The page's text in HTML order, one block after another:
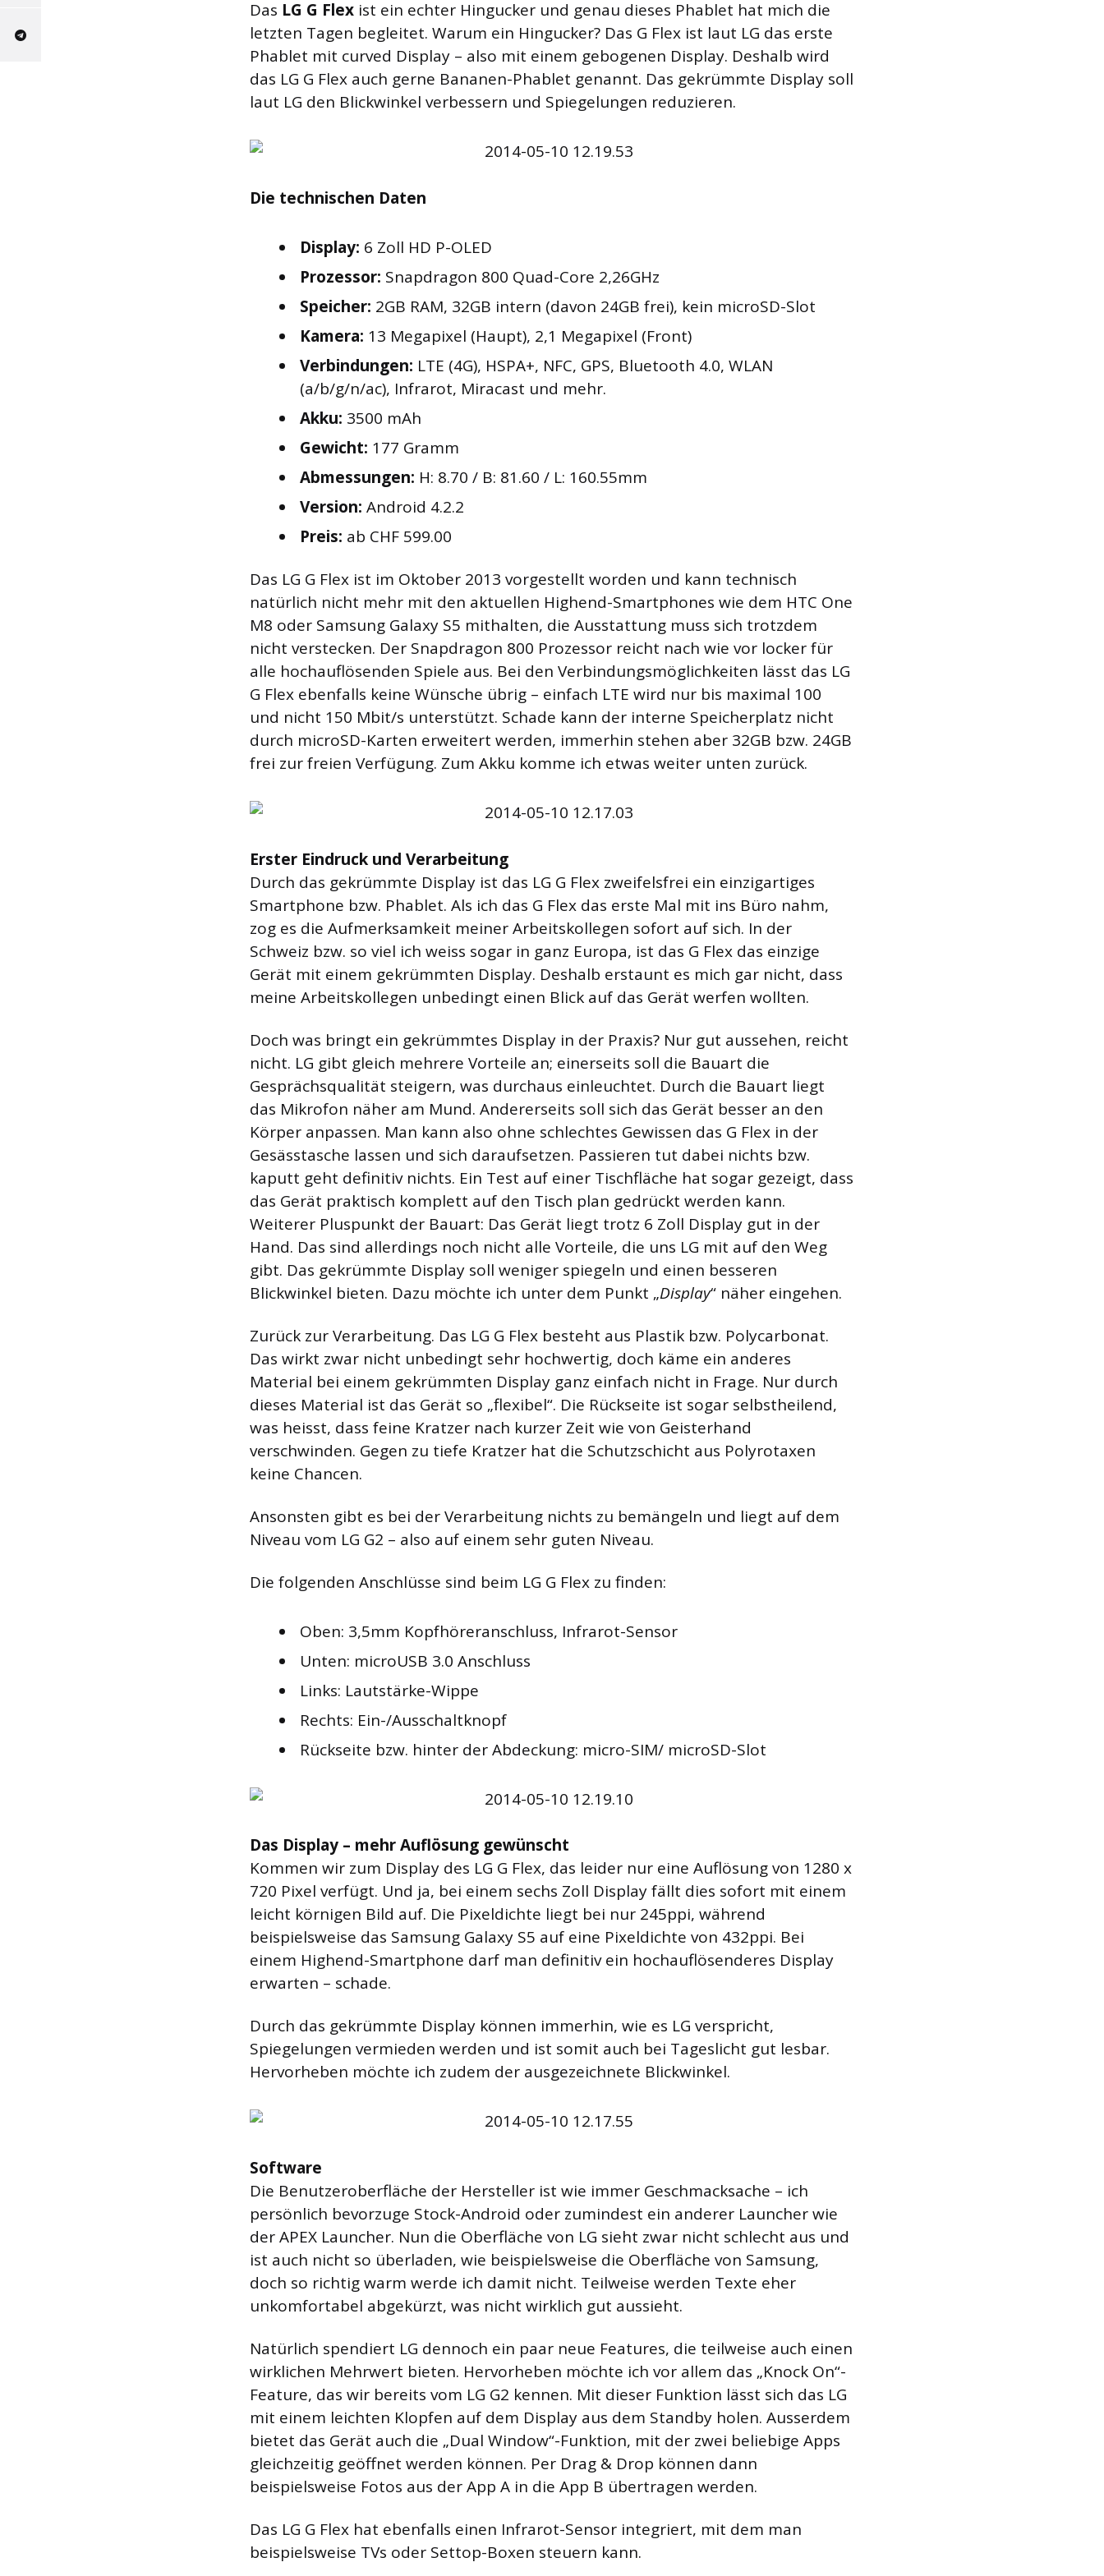
Das LG G Flex ist ein echter Hingucker und genau dieses Phablet hat mich die
letzten Tagen begleitet. Warum ein Hingucker? Das G Flex ist laut LG das erste
Phablet mit curved Display – also mit einem gebogenen Display. Deshalb wird
das LG G Flex auch gerne Bananen-Phablet genannt. Das gekrümmte Display soll
laut LG den Blickwinkel verbessern und Spiegelungen reduzieren.
Die technischen Daten
Display: 6 Zoll HD P-OLED
Prozessor: Snapdragon 800 Quad-Core 2,26GHz
Speicher: 2GB RAM, 32GB intern (davon 24GB frei), kein microSD-Slot
Kamera: 13 Megapixel (Haupt), 2,1 Megapixel (Front)
Verbindungen: LTE (4G), HSPA+, NFC, GPS, Bluetooth 4.0, WLAN
(a/b/g/n/ac), Infrarot, Miracast und mehr.
Akku: 3500 mAh
Gewicht: 177 Gramm
Abmessungen: H: 8.70 / B: 81.60 / L: 160.55mm
Version: Android 4.2.2
Preis: ab CHF 599.00
Das LG G Flex ist im Oktober 2013 vorgestellt worden und kann technisch
natürlich nicht mehr mit den aktuellen Highend-Smartphones wie dem HTC One
M8 oder Samsung Galaxy S5 mithalten, die Ausstattung muss sich trotzdem
nicht verstecken. Der Snapdragon 800 Prozessor reicht nach wie vor locker für
alle hochauflösenden Spiele aus. Bei den Verbindungsmöglichkeiten lässt das LG
G Flex ebenfalls keine Wünsche übrig – einfach LTE wird nur bis maximal 100
und nicht 150 Mbit/s unterstützt. Schade kann der interne Speicherplatz nicht
durch microSD-Karten erweitert werden, immerhin stehen aber 32GB bzw. 24GB
frei zur freien Verfügung. Zum Akku komme ich etwas weiter unten zurück.
Erster Eindruck und Verarbeitung
Durch das gekrümmte Display ist das LG G Flex zweifelsfrei ein einzigartiges
Smartphone bzw. Phablet. Als ich das G Flex das erste Mal mit ins Büro nahm,
zog es die Aufmerksamkeit meiner Arbeitskollegen sofort auf sich. In der
Schweiz bzw. so viel ich weiss sogar in ganz Europa, ist das G Flex das einzige
Gerät mit einem gekrümmten Display. Deshalb erstaunt es mich gar nicht, dass
meine Arbeitskollegen unbedingt einen Blick auf das Gerät werfen wollten.
Doch was bringt ein gekrümmtes Display in der Praxis? Nur gut aussehen, reicht
nicht. LG gibt gleich mehrere Vorteile an; einerseits soll die Bauart die
Gesprächsqualität steigern, was durchaus einleuchtet. Durch die Bauart liegt
das Mikrofon näher am Mund. Andererseits soll sich das Gerät besser an den
Körper anpassen. Man kann also ohne schlechtes Gewissen das G Flex in der
Gesässtasche lassen und sich daraufsetzen. Passieren tut dabei nichts bzw.
kaputt geht definitiv nichts. Ein Test auf einer Tischfläche hat sogar gezeigt, dass
das Gerät praktisch komplett auf den Tisch plan gedrückt werden kann.
Weiterer Pluspunkt der Bauart: Das Gerät liegt trotz 6 Zoll Display gut in der
Hand. Das sind allerdings noch nicht alle Vorteile, die uns LG mit auf den Weg
gibt. Das gekrümmte Display soll weniger spiegeln und einen besseren
Blickwinkel bieten. Dazu möchte ich unter dem Punkt „Display“ näher eingehen.
Zurück zur Verarbeitung. Das LG G Flex besteht aus Plastik bzw. Polycarbonat.
Das wirkt zwar nicht unbedingt sehr hochwertig, doch käme ein anderes
Material bei einem gekrümmten Display ganz einfach nicht in Frage. Nur durch
dieses Material ist das Gerät so „flexibel“. Die Rückseite ist sogar selbstheilend,
was heisst, dass feine Kratzer nach kurzer Zeit wie von Geisterhand
verschwinden. Gegen zu tiefe Kratzer hat die Schutzschicht aus Polyrotaxen
keine Chancen.
Ansonsten gibt es bei der Verarbeitung nichts zu bemängeln und liegt auf dem
Niveau vom LG G2 – also auf einem sehr guten Niveau.
Die folgenden Anschlüsse sind beim LG G Flex zu finden:
Oben: 3,5mm Kopfhöreranschluss, Infrarot-Sensor
Unten: microUSB 3.0 Anschluss
Links: Lautstärke-Wippe
Rechts: Ein-/Ausschaltknopf
Rückseite bzw. hinter der Abdeckung: micro-SIM/ microSD-Slot
Das Display – mehr Auflösung gewünscht
Kommen wir zum Display des LG G Flex, das leider nur eine Auflösung von 1280 x
720 Pixel verfügt. Und ja, bei einem sechs Zoll Display fällt dies sofort mit einem
leicht körnigen Bild auf. Die Pixeldichte liegt bei nur 245ppi, während
beispielsweise das Samsung Galaxy S5 auf eine Pixeldichte von 432ppi. Bei
einem Highend-Smartphone darf man definitiv ein hochauflösenderes Display
erwarten – schade.
Durch das gekrümmte Display können immerhin, wie es LG verspricht,
Spiegelungen vermieden werden und ist somit auch bei Tageslicht gut lesbar.
Hervorheben möchte ich zudem der ausgezeichnete Blickwinkel.
Software
Die Benutzeroberfläche der Hersteller ist wie immer Geschmacksache – ich
persönlich bevorzuge Stock-Android oder zumindest ein anderer Launcher wie
der APEX Launcher. Nun die Oberfläche von LG sieht zwar nicht schlecht aus und
ist auch nicht so überladen, wie beispielsweise die Oberfläche von Samsung,
doch so richtig warm werde ich damit nicht. Teilweise werden Texte eher
unkomfortabel abgekürzt, was nicht wirklich gut aussieht.
Natürlich spendiert LG dennoch ein paar neue Features, die teilweise auch einen
wirklichen Mehrwert bieten. Hervorheben möchte ich vor allem das „Knock On“-
Feature, das wir bereits vom LG G2 kennen. Mit dieser Funktion lässt sich das LG
mit einem leichten Klopfen auf dem Display aus dem Standby holen. Ausserdem
bietet das Gerät auch die „Dual Window“-Funktion, mit der zwei beliebige Apps
gleichzeitig geöffnet werden können. Per Drag & Drop können dann
beispielsweise Fotos aus der App A in die App B übertragen werden.
Das LG G Flex hat ebenfalls einen Infrarot-Sensor integriert, mit dem man
beispielsweise TVs oder Settop-Boxen steuern kann.